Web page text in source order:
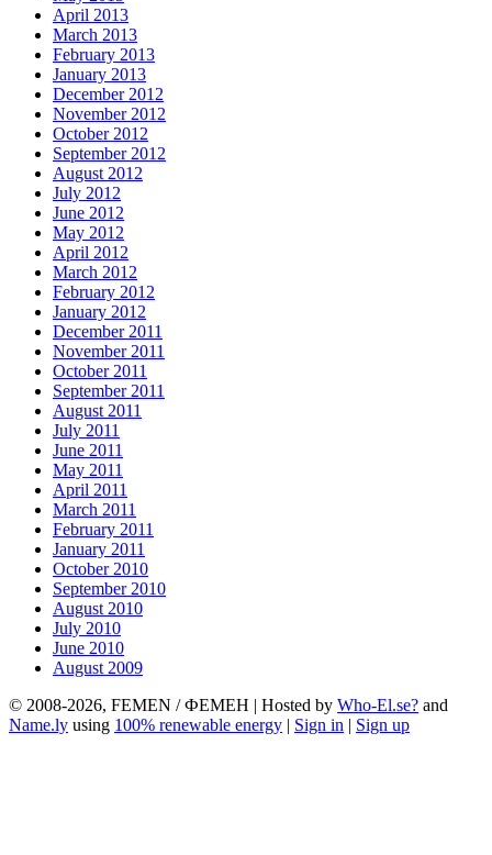
April 2013
March 2013
February 2013
January 2013
December 2012
November 2012
October 2012
September 2012
August 2012
July 2012
June 2012
May 2012
April 2012
March 2012
February 2012
January 2012
December 2011
November 2011
October 2011
September 2011
August 2011
July 2011
June 2011
May 2011
April 2011
March 2011
February 2011
January 2011
October 2010
September 2010
August 2010
July 2010
June 2010
August 2009
© 2008-2026, FEMEN / ФЕМЕН | Hosted by Who-El.se? and
Name.ly using 100% renewable energy | Sign in | Sign up